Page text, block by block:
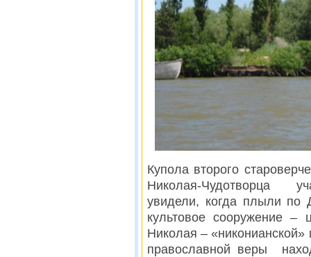
Купола второго
Николая-Чудотворца
увидели, когда плыли по
культовое сооружение –
Николая –
православной веры